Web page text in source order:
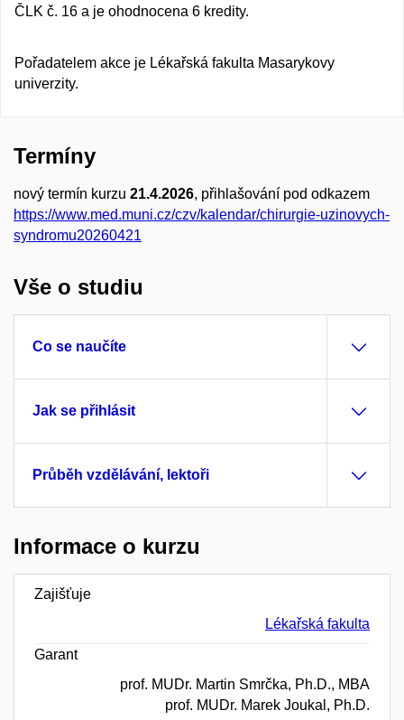
ČLK č. 16 a je ohodnocena 6 kredity.
Pořadatelem akce je Lékařská fakulta Masarykovy
univerzity.​
Termíny
nový termín kurzu 21.4.2026, přihlašování pod odkazem
https://www.med.muni.cz/czv/kalendar/chirurgie-uzinovych-
syndromu20260421
Vše o studiu
Co se naučíte
Jak se přihlásit
Průběh vzdělávání, lektoři
Informace o kurzu
Zajišťuje
Lékařská fakulta
Garant
prof. MUDr. Martin Smrčka, Ph.D., MBA
prof. MUDr. Marek Joukal, Ph.D.